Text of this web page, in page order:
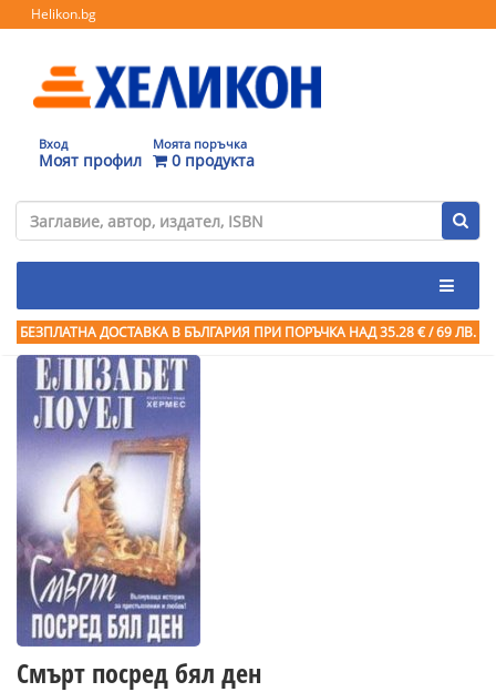
Helikon.bg
Вход
Моят профил
Моята поръчка
0 продукта
БЕЗПЛАТНА ДОСТАВКА В БЪЛГАРИЯ ПРИ ПОРЪЧКА НАД 35.28 € / 69 ЛВ.
Смърт посред бял ден